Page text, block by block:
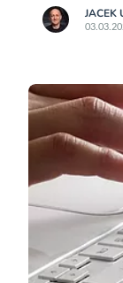
JACEK